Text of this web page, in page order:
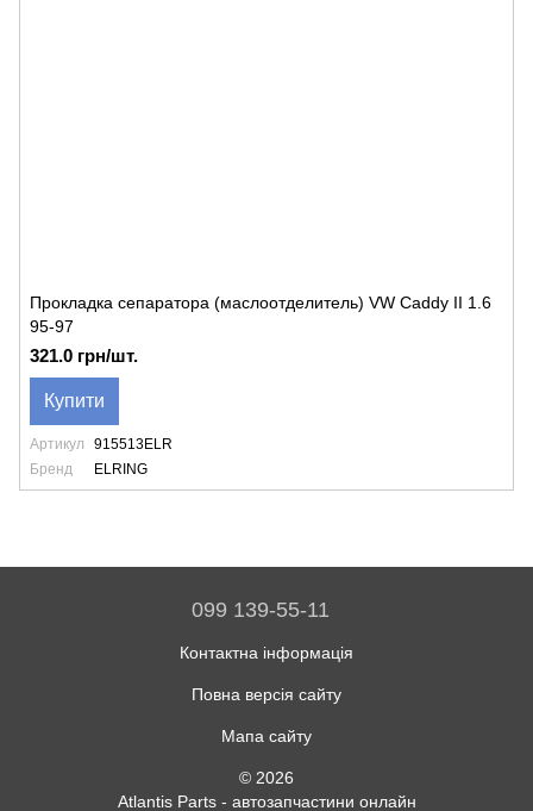
Прокладка сепаратора (маслоотделитель) VW Caddy II 1.6
95-97
321.0 грн/шт.
Купити
Артикул
915513ELR
Бренд
ELRING
099 139-55-11
Контактна інформація
Повна версія сайту
Мапа сайту
© 2026
Atlantis Parts - автозапчастини онлайн